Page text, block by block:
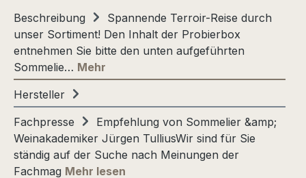
Beschreibung
Spannende Terroir-Reise durch
unser Sortiment! Den Inhalt der Probierbox
entnehmen Sie bitte den unten aufgeführten
Sommelie… Mehr
Hersteller
Fachpresse
Empfehlung von Sommelier &amp;
Weinakademiker Jürgen TulliusWir sind für Sie
ständig auf der Suche nach Meinungen der
Fachmag Mehr lesen